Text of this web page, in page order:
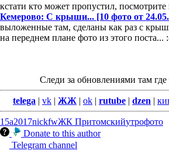
кстати кто может пропустил,
Кемерово: С крыши... [10 фото от
выложенные там, сделаны как раз с
на переднем плане фото из этого поста...
Следи за обновлениями там где
telega | vk | ЖЖ | ok | rutube | dzen |
15а2017nickfwЖК Притомскийутрофото
Donate to this author
Telegram channel